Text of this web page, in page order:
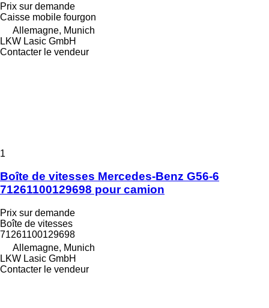
Prix sur demande
Caisse mobile fourgon
Allemagne, Munich
LKW Lasic GmbH
Contacter le vendeur
1
Boîte de vitesses Mercedes-Benz G56-6
71261100129698 pour camion
Prix sur demande
Boîte de vitesses
71261100129698
Allemagne, Munich
LKW Lasic GmbH
Contacter le vendeur